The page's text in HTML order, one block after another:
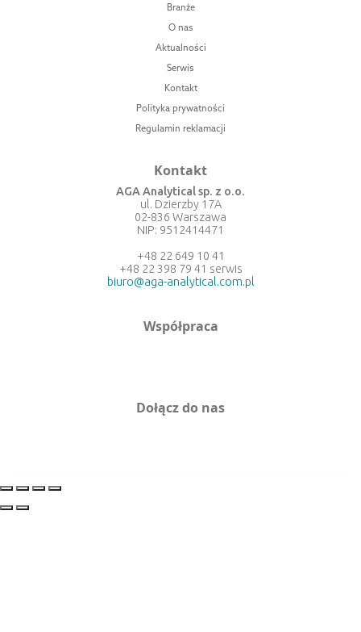
Branże
O nas
Aktualności
Serwis
Kontakt
Polityka prywatności
Regulamin reklamacji
Kontakt
AGA Analytical sp. z o.o.
ul. Dzierzby 17A
02-836 Warszawa
NIP: 9512414471
+48 22 649 10 41
+48 22 398 79 41 serwis
biuro@aga-analytical.com.pl
Współpraca
Dołącz do nas